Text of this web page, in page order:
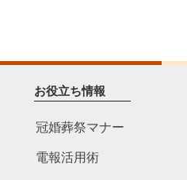
お役立ち情報
冠婚葬祭マナー
電報活用術